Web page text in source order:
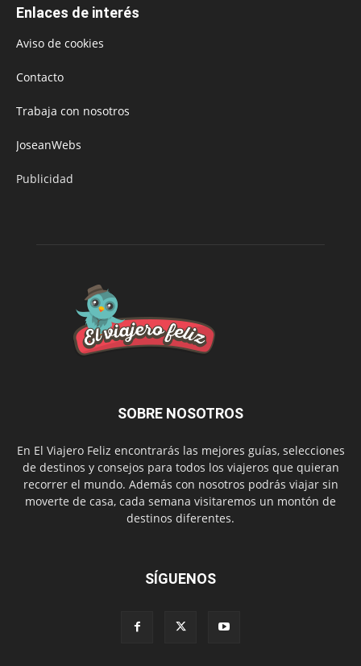
Enlaces de interés
Aviso de cookies
Contacto
Trabaja con nosotros
JoseanWebs
Publicidad
SOBRE NOSOTROS
En El Viajero Feliz encontrarás las mejores guías, selecciones
de destinos y consejos para todos los viajeros que quieran
recorrer el mundo. Además con nosotros podrás viajar sin
moverte de casa, cada semana visitaremos un montón de
destinos diferentes.
SÍGUENOS